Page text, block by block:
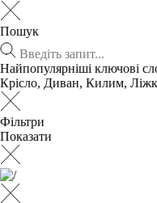
Пошук
Найпопулярніші ключові
Крісло, Диван, Килим,
Фільтри
Показати